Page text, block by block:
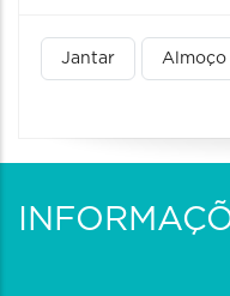
Jantar Almoço